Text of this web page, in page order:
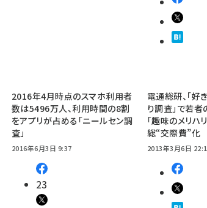
2016年4月時点のスマホ利用者
数は5496万人、利用時間の8割
をアプリが占める「ニールセン調
査」
2016年6月3日 9:37
23
電通総研、「好
り調査」で若
「趣味のメリハ
総“交際費”化
2013年3月6日